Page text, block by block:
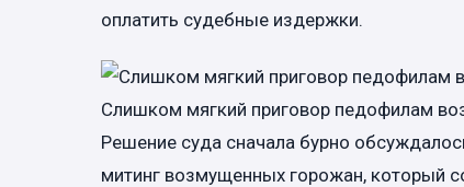
оплатить судебные издержки.
Слишком мягкий приговор педофилам
Решение суда сначала бурно
митинг возмущенных горожан, который